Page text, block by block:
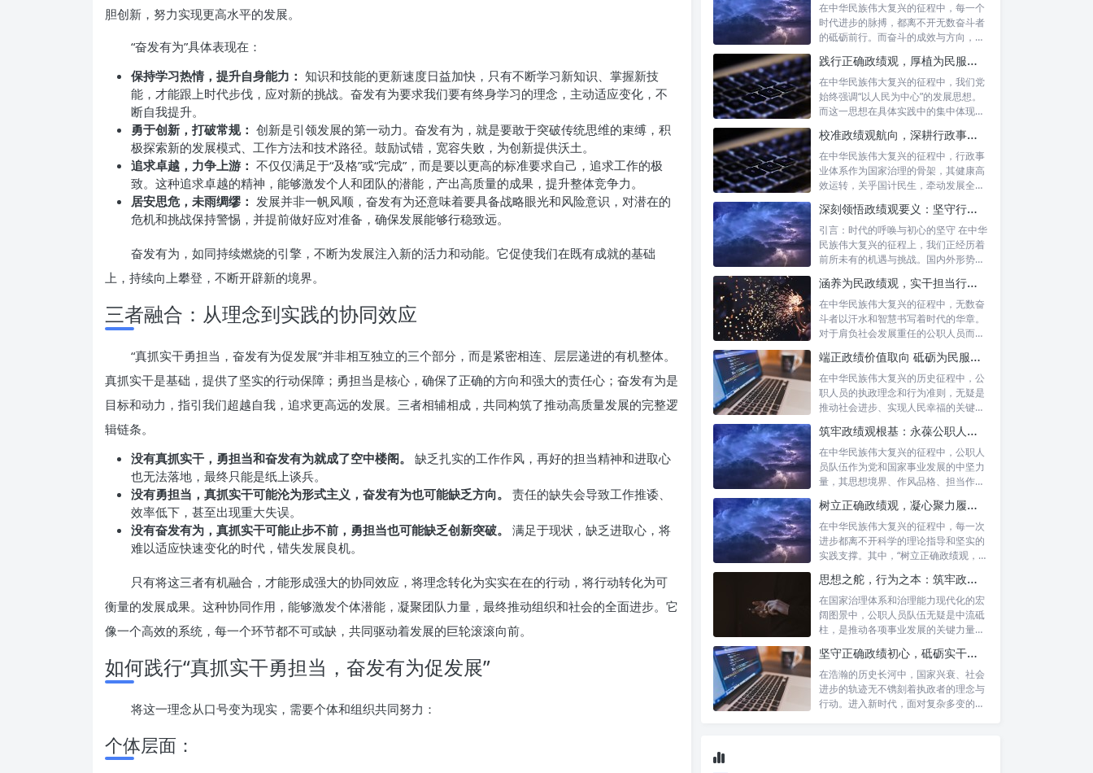
胆创新，努力实现更高水平的发展。
“奋发有为”具体表现在：
保持学习热情，提升自身能力： 知识和技能的更新速度日益加快，只有不断学习新知识、掌握新技
能，才能跟上时代步伐，应对新的挑战。奋发有为要求我们要有终身学习的理念，主动适应变化，不
断自我提升。
勇于创新，打破常规： 创新是引领发展的第一动力。奋发有为，就是要敢于突破传统思维的束缚，积
极探索新的发展模式、工作方法和技术路径。鼓励试错，宽容失败，为创新提供沃土。
追求卓越，力争上游： 不仅仅满足于“及格”或“完成”，而是要以更高的标准要求自己，追求工作的极
致。这种追求卓越的精神，能够激发个人和团队的潜能，产出高质量的成果，提升整体竞争力。
居安思危，未雨绸缪： 发展并非一帆风顺，奋发有为还意味着要具备战略眼光和风险意识，对潜在的
危机和挑战保持警惕，并提前做好应对准备，确保发展能够行稳致远。
奋发有为，如同持续燃烧的引擎，不断为发展注入新的活力和动能。它促使我们在既有成就的基础
上，持续向上攀登，不断开辟新的境界。
三者融合：从理念到实践的协同效应
“真抓实干勇担当，奋发有为促发展”并非相互独立的三个部分，而是紧密相连、层层递进的有机整体。
真抓实干是基础，提供了坚实的行动保障；勇担当是核心，确保了正确的方向和强大的责任心；奋发有为是
目标和动力，指引我们超越自我，追求更高远的发展。三者相辅相成，共同构筑了推动高质量发展的完整逻
辑链条。
没有真抓实干，勇担当和奋发有为就成了空中楼阁。
缺乏扎实的工作作风，再好的担当精神和进取心
也无法落地，最终只能是纸上谈兵。
没有勇担当，真抓实干可能沦为形式主义，奋发有为也可能缺乏方向。
责任的缺失会导致工作推诿、
效率低下，甚至出现重大失误。
没有奋发有为，真抓实干可能止步不前，勇担当也可能缺乏创新突破。
满足于现状，缺乏进取心，将
难以适应快速变化的时代，错失发展良机。
只有将这三者有机融合，才能形成强大的协同效应，将理念转化为实实在在的行动，将行动转化为可
衡量的发展成果。这种协同作用，能够激发个体潜能，凝聚团队力量，最终推动组织和社会的全面进步。它
像一个高效的系统，每一个环节都不可或缺，共同驱动着发展的巨轮滚滚向前。
如何践行“真抓实干勇担当，奋发有为促发展”
将这一理念从口号变为现实，需要个体和组织共同努力：
个体层面：
在中华民族伟大复兴的征程中，每一个
时代进步的脉搏，都离不开无数奋斗者
的砥砺前行。而奋斗的成效与方向，又
践行正确政绩观，厚植为民服务根基：迈向高质量发展的根本遵循
在中华民族伟大复兴的征程中，我们党
始终强调“以人民为中心”的发展思想。
而这一思想在具体实践中的集中体现，
校准政绩观航向，深耕行政事业本职：新时代高质量发展的双重 imperative
在中华民族伟大复兴的征程中，行政事
业体系作为国家治理的骨架，其健康高
效运转，关乎国计民生，牵动发展全
深刻领悟政绩观要义：坚守行政事业初心，绘就为民服务新篇章
引言：时代的呼唤与初心的坚守 在中华
民族伟大复兴的征程上，我们正经历着
前所未有的机遇与挑战。国内外形势复
涵养为民政绩观，实干担当行稳致远：新时代公仆的价值坐标与实践航向
在中华民族伟大复兴的征程中，无数奋
斗者以汗水和智慧书写着时代的华章。
对于肩负社会发展重任的公职人员而
端正政绩价值取向 砥砺为民服务初心：新时代公仆的责任与担当
在中华民族伟大复兴的历史征程中，公
职人员的执政理念和行为准则，无疑是
推动社会进步、实现人民幸福的关键所
筑牢政绩观根基：永葆公职人员本色的时代考量与实践路径
在中华民族伟大复兴的征程中，公职人
员队伍作为党和国家事业发展的中坚力
量，其思想境界、作风品格、担当作为
树立正确政绩观，凝心聚力履职尽责：新时代下的治理智慧与实践路径
在中华民族伟大复兴的征程中，每一次
进步都离不开科学的理论指导和坚实的
实践支撑。其中，“树立正确政绩观，凝
思想之舵，行为之本：筑牢政绩观根基，永葆公职人员本色
在国家治理体系和治理能力现代化的宏
阔图景中，公职人员队伍无疑是中流砥
柱，是推动各项事业发展的关键力量。
坚守正确政绩初心，砥砺实干担当精神：新时代高质量发展的核心引擎
在浩瀚的历史长河中，国家兴衰、社会
进步的轨迹无不镌刻着执政者的理念与
行动。进入新时代，面对复杂多变的国